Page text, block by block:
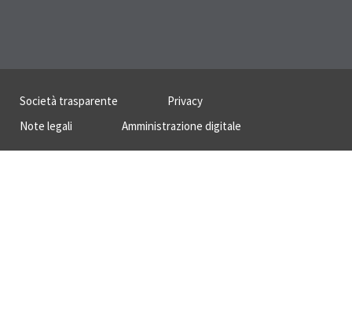
Società trasparente
Privacy
Note legali
Amministrazione digitale